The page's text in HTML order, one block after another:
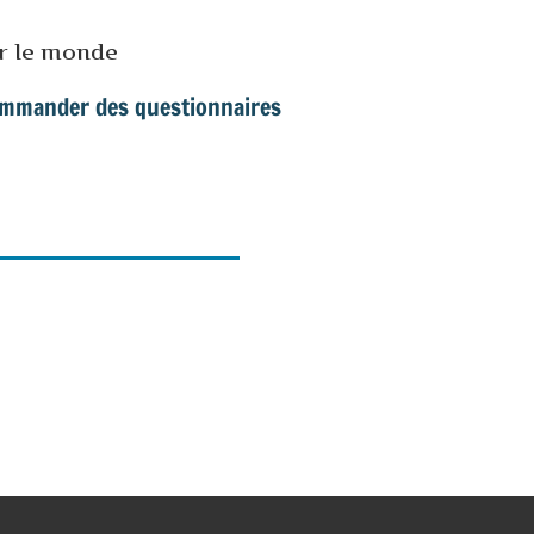
le monde
des questionnaires